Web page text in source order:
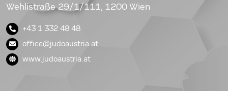
Wehlistraße 29/1/111, 1200 Wien
+43 1 332 48 48
office@judoaustria.at
www.judoaustria.at